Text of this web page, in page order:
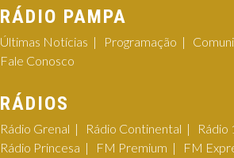
RÁDIO PAMPA
Últimas Notícias Programação
Fale Conosco
RÁDIOS
Rádio Grenal Rádio Continental Rádio
Rádio Princesa
FM Premium FM